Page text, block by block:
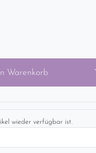
Warenkorb
wieder verfügbar ist.